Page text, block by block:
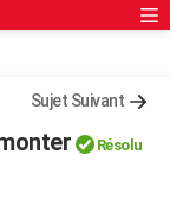
Sujet Suivant
Résolu